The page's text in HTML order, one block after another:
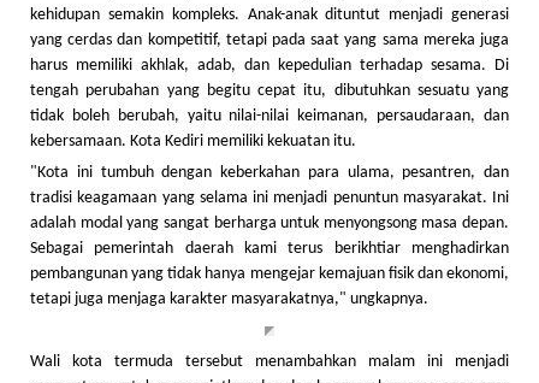
kehidupan semakin kompleks. Anak-anak dituntut menjadi generasi
yang cerdas dan kompetitif, tetapi pada saat yang sama mereka juga
harus memiliki akhlak, adab, dan kepedulian terhadap sesama. Di
tengah perubahan yang begitu cepat itu, dibutuhkan sesuatu yang
tidak boleh berubah, yaitu nilai-nilai keimanan, persaudaraan, dan
kebersamaan. Kota Kediri memiliki kekuatan itu.
"Kota ini tumbuh dengan keberkahan para ulama, pesantren, dan
tradisi keagamaan yang selama ini menjadi penuntun masyarakat. Ini
adalah modal yang sangat berharga untuk menyongsong masa depan.
Sebagai pemerintah daerah kami terus berikhtiar menghadirkan
pembangunan yang tidak hanya mengejar kemajuan fisik dan ekonomi,
tetapi juga menjaga karakter masyarakatnya," ungkapnya.
Wali kota termuda tersebut menambahkan malam ini menjadi